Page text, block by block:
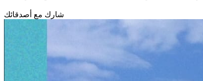
شارك مع أصدقائك